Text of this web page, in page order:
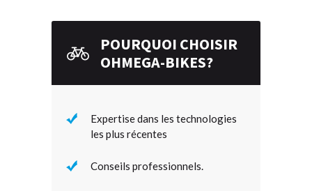
POURQUOI CHOISIR
OHMEGA-BIKES?
Expertise dans les technologies
les plus récentes
Conseils professionnels.